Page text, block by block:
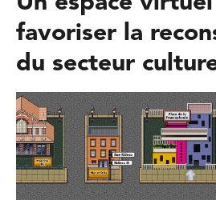
favoriser la
du secteur